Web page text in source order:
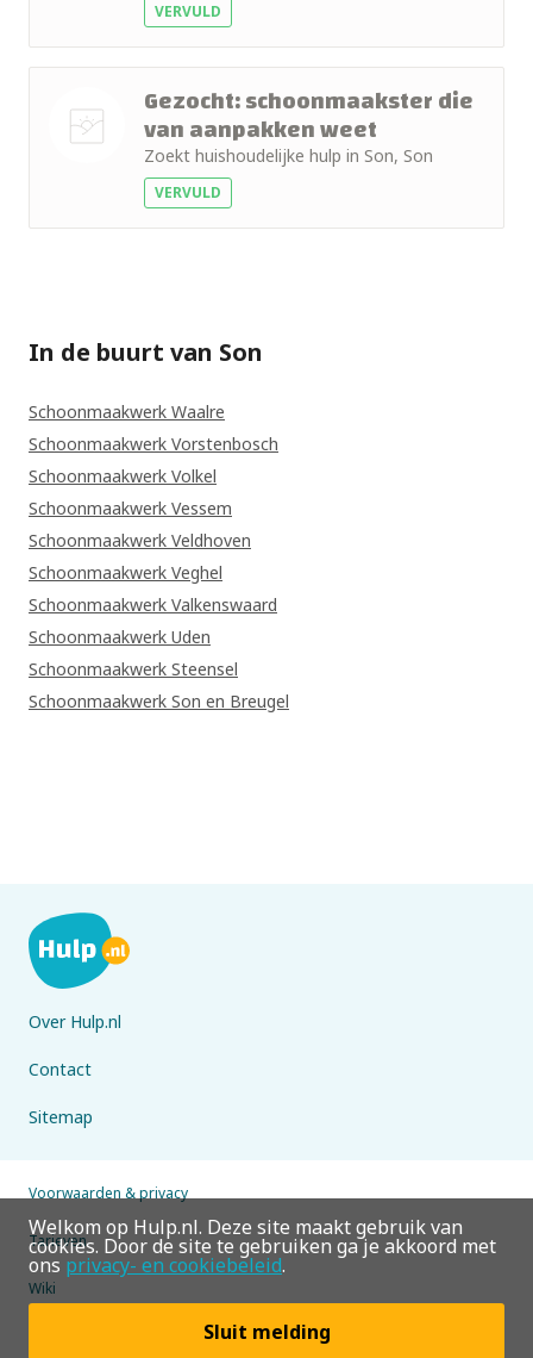
VERVULD
Gezocht: schoonmaakster die
van aanpakken weet
Zoekt huishoudelijke hulp in Son, Son
VERVULD
In de buurt van Son
Schoonmaakwerk Waalre
Schoonmaakwerk Vorstenbosch
Schoonmaakwerk Volkel
Schoonmaakwerk Vessem
Schoonmaakwerk Veldhoven
Schoonmaakwerk Veghel
Schoonmaakwerk Valkenswaard
Schoonmaakwerk Uden
Schoonmaakwerk Steensel
Schoonmaakwerk Son en Breugel
Over Hulp.nl
Contact
Sitemap
Voorwaarden & privacy
Tarieven
Wiki
Welkom op Hulp.nl. Deze site maakt gebruik van
cookies. Door de site te gebruiken ga je akkoord met
ons privacy- en cookiebeleid.
Sluit melding